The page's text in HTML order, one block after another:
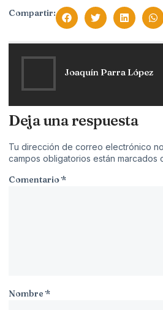
Compartir:
Joaquín Parra López
Deja una respuesta
Tu dirección de correo electrónico
campos obligatorios están marcados
Comentario*
Nombre*